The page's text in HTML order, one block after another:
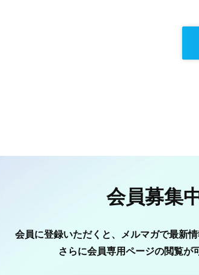
会員募集
会員に登録いただくと、メルマガで最新情
さらに会員専用ページの閲覧が